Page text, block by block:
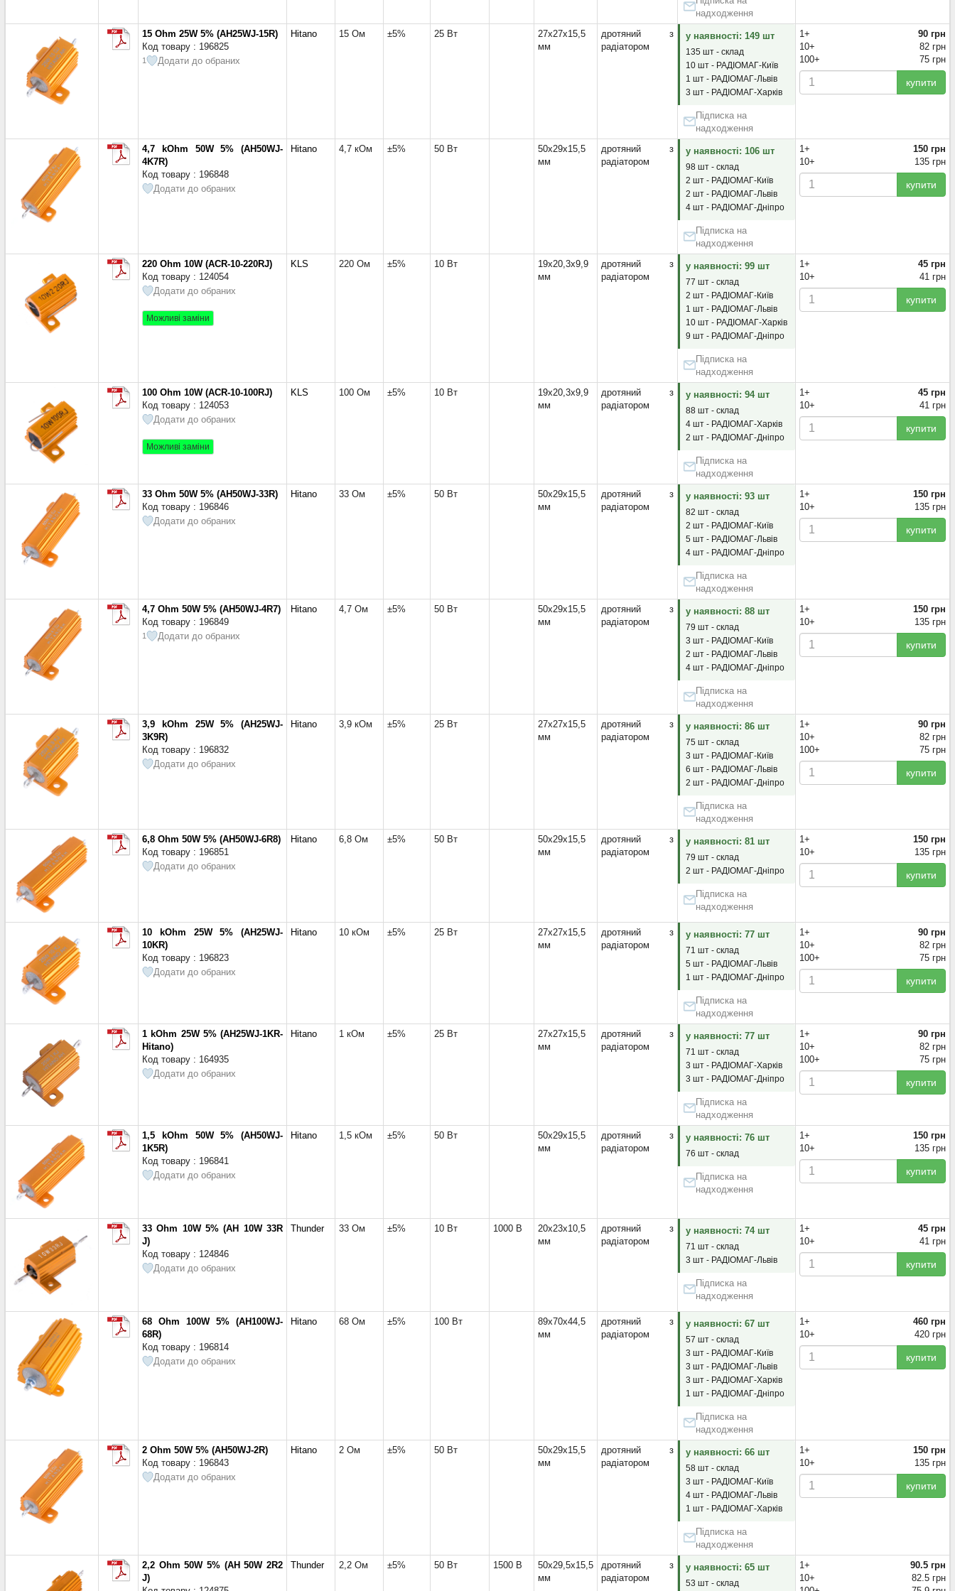
22 кОм(1)
33 кОм (1)
47 кОм
надходження
15 Ohm 25W 5% (AH25WJ-15R)
Код товару : 196825
1 Додати до обраних
Hitano 15 Ом ±5% 25 Вт
27x27x15,5
мм
дротяний з
радіатором
у наявності: 149 шт
135 шт - склад
10 шт - РАДІОМАГ-Київ
1 шт - РАДІОМАГ-Львів
3 шт - РАДІОМАГ-Харків
Підписка на
надходження
1+
90 грн
10+
82 грн
100+
75 грн
купити
4,7 kOhm 50W 5% (AH50WJ-
4K7R)
Код товару : 196848
Додати до обраних
Hitano 4,7 кОм ±5% 50 Вт
50x29x15,5
мм
дротяний з
радіатором
у наявності: 106 шт
98 шт - склад
2 шт - РАДІОМАГ-Київ
2 шт - РАДІОМАГ-Львів
4 шт - РАДІОМАГ-Дніпро
Підписка на
надходження
1+
150 грн
10+
135 грн
купити
220 Ohm 10W (ACR-10-220RJ)
Код товару : 124054
Додати до обраних
Можливі заміни
KLS 220 Ом ±5% 10 Вт
19x20,3x9,9
мм
дротяний з
радіатором
у наявності: 99 шт
77 шт - склад
2 шт - РАДІОМАГ-Київ
1 шт - РАДІОМАГ-Львів
10 шт - РАДІОМАГ-Харків
9 шт - РАДІОМАГ-Дніпро
Підписка на
надходження
1+
45 грн
10+
41 грн
купити
100 Ohm 10W (ACR-10-100RJ)
Код товару : 124053
Додати до обраних
Можливі заміни
KLS 100 Ом ±5% 10 Вт
19x20,3x9,9
мм
дротяний з
радіатором
у наявності: 94 шт
88 шт - склад
4 шт - РАДІОМАГ-Харків
2 шт - РАДІОМАГ-Дніпро
Підписка на
надходження
1+
45 грн
10+
41 грн
купити
33 Ohm 50W 5% (AH50WJ-33R)
Код товару : 196846
Додати до обраних
Hitano 33 Ом ±5% 50 Вт
50x29x15,5
мм
дротяний з
радіатором
у наявності: 93 шт
82 шт - склад
2 шт - РАДІОМАГ-Київ
5 шт - РАДІОМАГ-Львів
4 шт - РАДІОМАГ-Дніпро
Підписка на
надходження
1+
150 грн
10+
135 грн
купити
4,7 Ohm 50W 5% (AH50WJ-4R7)
Код товару : 196849
1 Додати до обраних
Hitano 4,7 Ом ±5% 50 Вт
50x29x15,5
мм
дротяний з
радіатором
у наявності: 88 шт
79 шт - склад
3 шт - РАДІОМАГ-Київ
2 шт - РАДІОМАГ-Львів
4 шт - РАДІОМАГ-Дніпро
Підписка на
надходження
1+
150 грн
10+
135 грн
купити
3,9 kOhm 25W 5% (AH25WJ-
3K9R)
Код товару : 196832
Додати до обраних
Hitano 3,9 кОм ±5% 25 Вт
27x27x15,5
мм
дротяний з
радіатором
у наявності: 86 шт
75 шт - склад
3 шт - РАДІОМАГ-Київ
6 шт - РАДІОМАГ-Львів
2 шт - РАДІОМАГ-Дніпро
Підписка на
надходження
1+
90 грн
10+
82 грн
100+
75 грн
купити
6,8 Ohm 50W 5% (AH50WJ-6R8)
Код товару : 196851
Додати до обраних
Hitano 6,8 Ом ±5% 50 Вт
50x29x15,5
мм
дротяний з
радіатором
у наявності: 81 шт
79 шт - склад
2 шт - РАДІОМАГ-Дніпро
Підписка на
надходження
1+
150 грн
10+
135 грн
купити
10 kOhm 25W 5% (AH25WJ-
10KR)
Код товару : 196823
Додати до обраних
Hitano 10 кОм ±5% 25 Вт
27x27x15,5
мм
дротяний з
радіатором
у наявності: 77 шт
71 шт - склад
5 шт - РАДІОМАГ-Львів
1 шт - РАДІОМАГ-Дніпро
Підписка на
надходження
1+
90 грн
10+
82 грн
100+
75 грн
купити
1 kOhm 25W 5% (AH25WJ-1KR-
Hitano)
Код товару : 164935
Додати до обраних
Hitano 1 кОм ±5% 25 Вт
27x27x15,5
мм
дротяний з
радіатором
у наявності: 77 шт
71 шт - склад
3 шт - РАДІОМАГ-Харків
3 шт - РАДІОМАГ-Дніпро
Підписка на
надходження
1+
90 грн
10+
82 грн
100+
75 грн
купити
1,5 kOhm 50W 5% (AH50WJ-
1K5R)
Код товару : 196841
Додати до обраних
Hitano 1,5 кОм ±5% 50 Вт
50x29x15,5
мм
дротяний з
радіатором
у наявності: 76 шт
76 шт - склад
Підписка на
надходження
1+
150 грн
10+
135 грн
купити
33 Ohm 10W 5% (AH 10W 33R
J)
Код товару : 124846
Додати до обраних
Thunder 33 Ом ±5% 10 Вт 1000 В
20x23x10,5
мм
дротяний з
радіатором
у наявності: 74 шт
71 шт - склад
3 шт - РАДІОМАГ-Львів
Підписка на
надходження
1+
45 грн
10+
41 грн
купити
68 Ohm 100W 5% (AH100WJ-
68R)
Код товару : 196814
Додати до обраних
Hitano 68 Ом ±5% 100 Вт
89x70x44,5
мм
дротяний з
радіатором
у наявності: 67 шт
57 шт - склад
3 шт - РАДІОМАГ-Київ
3 шт - РАДІОМАГ-Львів
3 шт - РАДІОМАГ-Харків
1 шт - РАДІОМАГ-Дніпро
Підписка на
надходження
1+
460 грн
10+
420 грн
купити
2 Ohm 50W 5% (AH50WJ-2R)
Код товару : 196843
Додати до обраних
Hitano 2 Ом ±5% 50 Вт
50x29x15,5
мм
дротяний з
радіатором
у наявності: 66 шт
58 шт - склад
3 шт - РАДІОМАГ-Київ
4 шт - РАДІОМАГ-Львів
1 шт - РАДІОМАГ-Харків
Підписка на
надходження
1+
150 грн
10+
135 грн
купити
2,2 Ohm 50W 5% (AH 50W 2R2
J)
Thunder 2,2 Ом ±5% 50 Вт 1500 В
50x29,5x15,5
мм
дротяний з
радіатором
у наявності: 65 шт
53 шт - склад
1+
90.5 грн
10+
82.5 грн